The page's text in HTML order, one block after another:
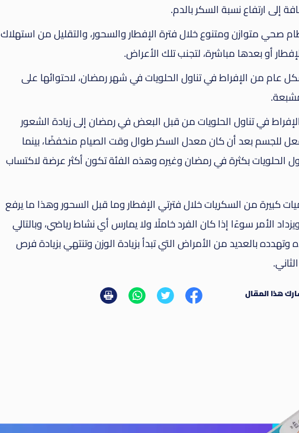
إلى ارتفاع نسبة السكر بالدم.
صحي متوازن ومتنوع خلال فترة الإفطار والسحور، والتقليل من استهلاك
أو بعدها مباشرة، لتجنب تلك الأعراض.
عام من الإفراط في تناول الحلويات في شهر رمضان، لاحتوائها على
في تناول الحلويات من قبل البعض في رمضان إلى زيادة الشعور
فعل للجسم بعد أن كان معدل السكر طوال وقت الصيام منخفضًا، بينما
الحلويات بكثرة في رمضان وغيره وهذه الفئة تكون أكثر عرضة لاكتساب
كبيرة من السكريات خلال فترتي الإفطار وما قبل السحور وهذا ما يرفع
الأمر سوءًا إذا كان الفرد خاملًا ولا يمارس أي نشاط رياضي، وبالتالي
بالعديد من الأمراض التي تبدأ بزيادة الوزن وتنتهي بزيادة فرص
هذا المقال